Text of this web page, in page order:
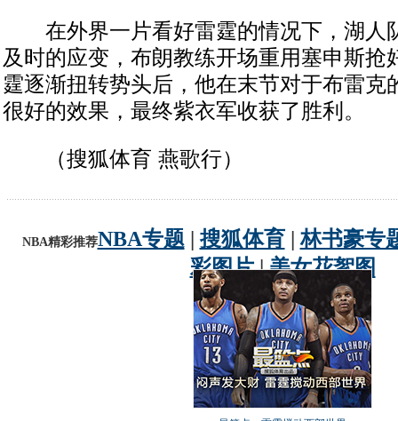
在外界一片看好雷霆的情况下，湖人
及时的应变，布朗教练开场重用塞申斯抢
霆逐渐扭转势头后，他在末节对于布雷克
很好的效果，最终紫衣军收获了胜利。
（搜狐体育 燕歌行）